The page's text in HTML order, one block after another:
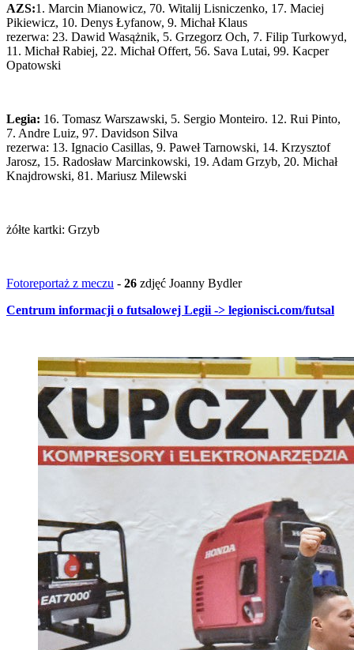
AZS:1. Marcin Mianowicz, 70. Witalij Lisniczenko, 17. Maciej
Pikiewicz, 10. Denys Łyfanow, 9. Michał Klaus
rezerwa: 23. Dawid Wasążnik, 5. Grzegorz Och, 7. Filip Turkowyd,
11. Michał Rabiej, 22. Michał Offert, 56. Sava Lutai, 99. Kacper
Opatowski
Legia: 16. Tomasz Warszawski, 5. Sergio Monteiro. 12. Rui Pinto,
7. Andre Luiz, 97. Davidson Silva
rezerwa: 13. Ignacio Casillas, 9. Paweł Tarnowski, 14. Krzysztof
Jarosz, 15. Radosław Marcinkowski, 19. Adam Grzyb, 20. Michał
Knajdrowski, 81. Mariusz Milewski
żółte kartki: Grzyb
Fotoreportaż z meczu - 26 zdjęć Joanny Bydler
Centrum informacji o futsalowej Legii -> legionisci.com/futsal